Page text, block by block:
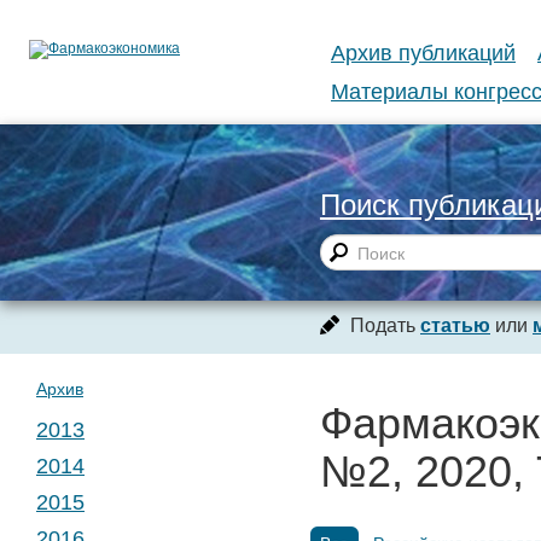
Архив публикаций
Материалы
Поиск
Подать статью или
№2, 2020,
Архив
2013
№ 1. Т. 1
2014
№ 1. Т. 2
2015